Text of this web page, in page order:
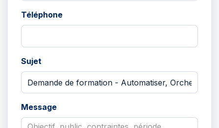
Téléphone
Sujet
Message